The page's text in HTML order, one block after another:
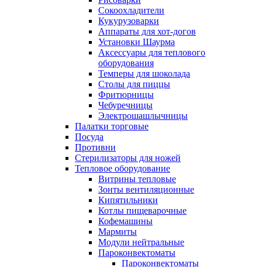
Сокоохладители
Кукурузоварки
Аппараты для хот-догов
Установки Шаурма
Аксессуары для теплового
оборудования
Темперы для шоколада
Столы для пиццы
Фритюрницы
Чебуречницы
Электрошашлычницы
Палатки торговые
Посуда
Противни
Стерилизаторы для ножей
Тепловое оборудование
Витрины тепловые
Зонты вентиляционные
Кипятильники
Котлы пищеварочные
Кофемашины
Мармиты
Модули нейтральные
Пароконвектоматы
Пароконвектоматы